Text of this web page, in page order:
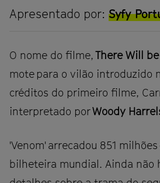
plus
Apresentado por: Syfy
O nome do filme,There Will
mote para o vilão introduzido
créditos do primeiro filme,
interpretado porWoody
'Venom' arrecadou 851
bilheteira mundial. Ainda não